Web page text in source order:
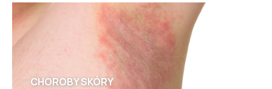
CHOROBY SKÓRY